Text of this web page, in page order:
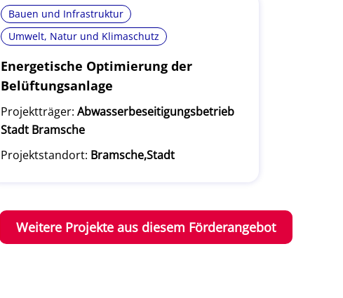
Bauen und Infrastruktur
Umwelt, Natur und Klimaschutz
Energetische Optimierung der
Belüftungsanlage
Projektträger: Abwasserbeseitigungsbetrieb
Stadt Bramsche
Projektstandort: Bramsche,Stadt
Weitere Projekte aus diesem Förderangebot